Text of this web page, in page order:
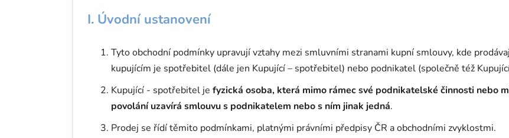
I. Úvodní ustanovení
Tyto obchodní podmínky upravují vztahy mezi smluvními stranami kupní smlouvy, kde
kupujícím je spotřebitel (dále jen Kupující – spotřebitel) nebo podnikatel (společně též
Kupující - spotřebitel je fyzická osoba, která mimo rámec své podnikatelské činnosti nebo
povolání uzavírá smlouvu s podnikatelem nebo s ním jinak jedná.
Prodej se řídí těmito podmínkami, platnými právními předpisy ČR a obchodními zvyklostmi.